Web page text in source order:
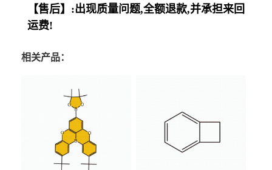
【售后】:出现质量问题,全额退款,并承担来回
运费!
相关产品：